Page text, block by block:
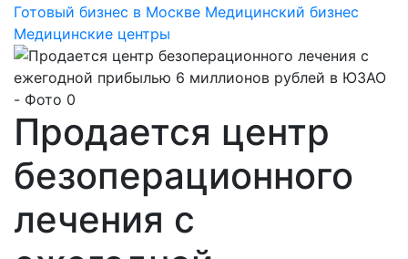
Готовый бизнес в Москве Медицинский бизнес
Медицинские центры
Продается центр
безоперационного
лечения с